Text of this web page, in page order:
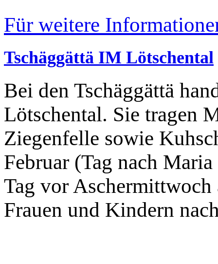
Für weitere
Tschäggättä IM Lötschental
Bei den Tschäggättä
Lötschental. Sie tragen
Ziegenfelle sowie
Februar (Tag nach
Tag vor
Frauen und Kindern